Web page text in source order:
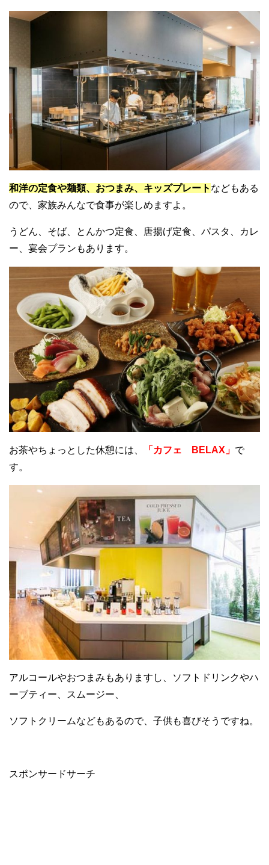
和洋の定食や麺類、おつまみ、キッズプレート などもある
ので、家族みんなで食事が楽しめますよ。
うどん、そば、とんかつ定食、唐揚げ定食、パスタ、カレ
ー、宴会プランもあります。
お茶やちょっとした休憩には、 「カフェ BELAX」 で
す。
アルコールやおつまみもありますし、ソフトドリンクやハ
ーブティー、スムージー、
ソフトクリームなどもあるので、子供も喜びそうですね。
スポンサードサーチ